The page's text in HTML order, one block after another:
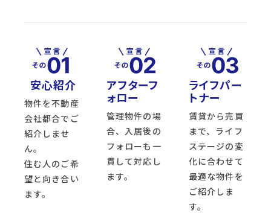
安心紹介
物件を不動産
会社都合でご
紹介しませ
ん。
住む人のご希
望と向き合い
ます。
アフターフ
ォロー
管理物件の場
合、入居後の
フォローも一
貫して対応し
ます。
ライフパー
トナー
賃貸から売買
まで、ライフ
ステージの変
化に合わせて
最適な物件を
ご紹介しま
す。